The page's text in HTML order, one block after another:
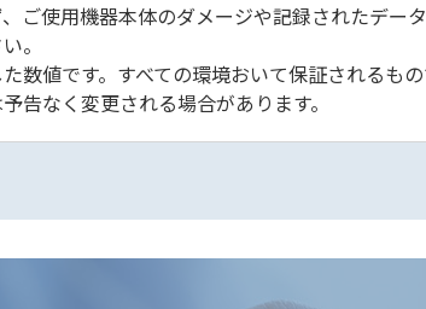
ご使用機器本体のダメージや記録されたデー
。
数値です。すべての環境おいて保証されるもの
告なく変更される場合があります。